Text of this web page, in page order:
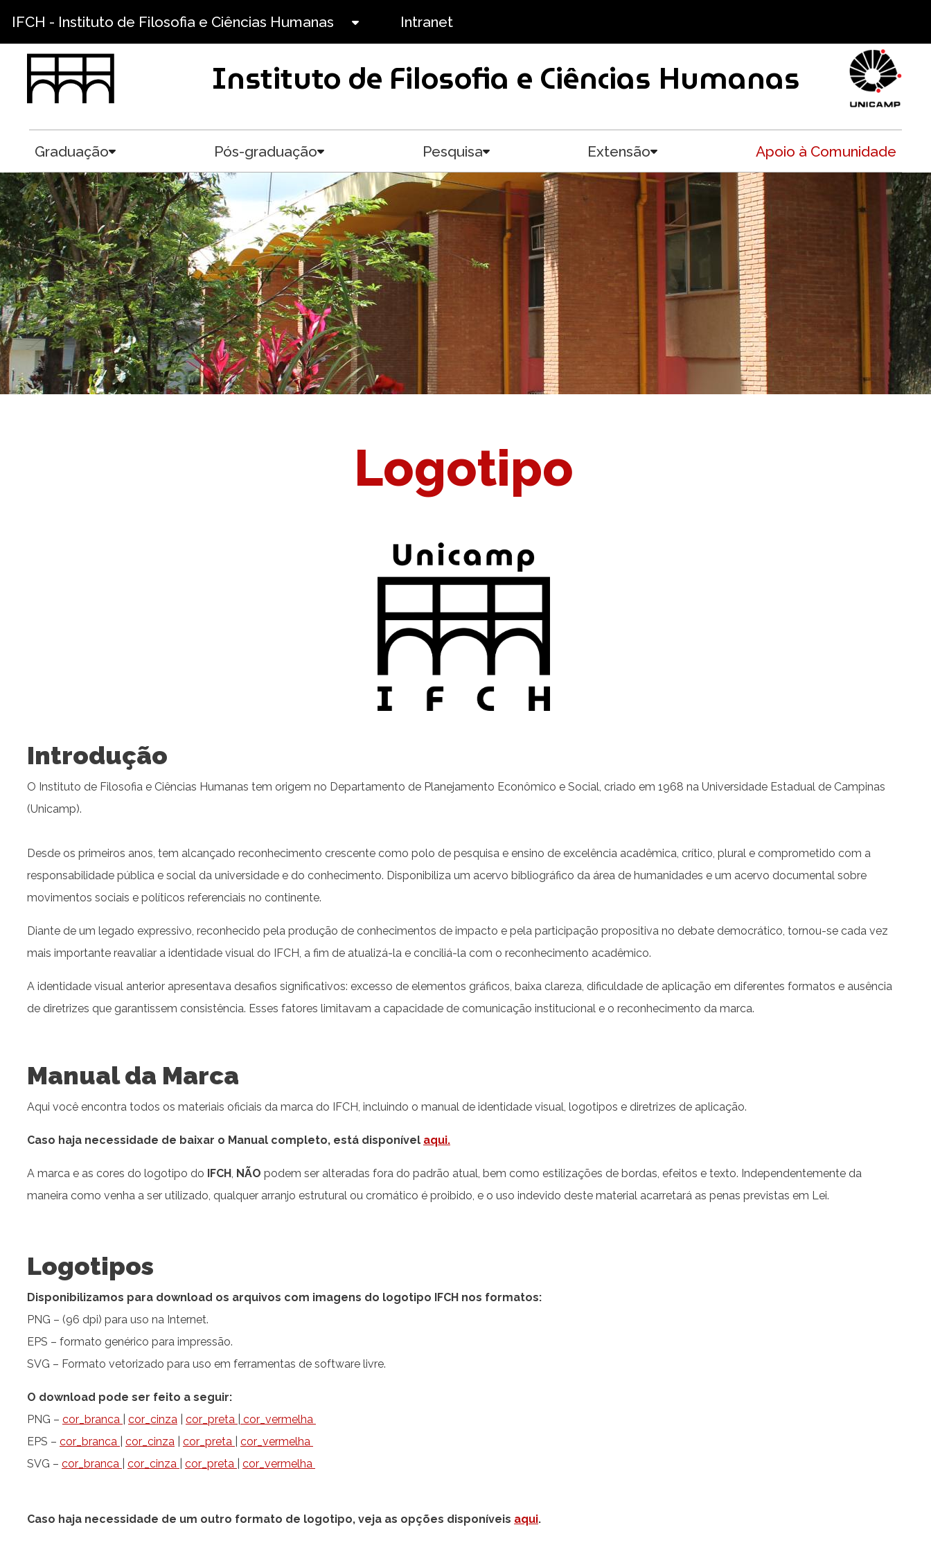
IFCH - Instituto de Filosofia e Ciências Humanas Intranet
Instituto de Filosofia e Ciências Humanas
Graduação Pós-graduação Pesquisa Extensão Apoio à Comunidade
Logotipo
Introdução
O Instituto de Filosofia e Ciências Humanas tem origem no Departamento de Planejamento Econômico e Social, criado em 1968 na Universidade Estadual de Campinas
(Unicamp).
Desde os primeiros anos, tem alcançado reconhecimento crescente como polo de pesquisa e ensino de excelência acadêmica, crítico, plural e comprometido com a
responsabilidade pública e social da universidade e do conhecimento. Disponibiliza um acervo bibliográfico da área de humanidades e um acervo documental sobre
movimentos sociais e políticos referenciais no continente.
Diante de um legado expressivo, reconhecido pela produção de conhecimentos de impacto e pela participação propositiva no debate democrático, tornou-se cada vez
mais importante reavaliar a identidade visual do IFCH, a fim de atualizá-la e conciliá-la com o reconhecimento acadêmico.
A identidade visual anterior apresentava desafios significativos: excesso de elementos gráficos, baixa clareza, dificuldade de aplicação em diferentes formatos e ausência
de diretrizes que garantissem consistência. Esses fatores limitavam a capacidade de comunicação institucional e o reconhecimento da marca.
Manual da Marca
Aqui você encontra todos os materiais oficiais da marca do IFCH, incluindo o manual de identidade visual, logotipos e diretrizes de aplicação.
Caso haja necessidade de baixar o Manual completo, está disponível aqui.
A marca e as cores do logotipo do IFCH, NÃO podem ser alteradas fora do padrão atual, bem como estilizações de bordas, efeitos e texto. Independentemente da
maneira como venha a ser utilizado, qualquer arranjo estrutural ou cromático é proibido, e o uso indevido deste material acarretará as penas previstas em Lei.
Logotipos
Disponibilizamos para download os arquivos com imagens do logotipo IFCH nos formatos:
PNG – (96 dpi) para uso na Internet.
EPS – formato genérico para impressão.
SVG – Formato vetorizado para uso em ferramentas de software livre.
O download pode ser feito a seguir:
PNG – cor_branca cor_cinza cor_preta
cor_vermelha
EPS – cor_branca cor_cinza cor_preta
cor_vermelha
SVG – cor_branca cor_cinza cor_preta cor_vermelha
Caso haja necessidade de um outro formato de logotipo, veja as opções disponíveis aqui.